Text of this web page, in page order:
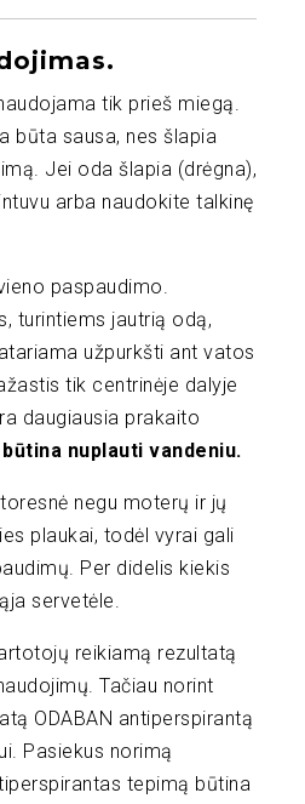
tik prieš miegą.
būta sausa, nes šlapia
Jei oda šlapia (drėgna),
arba naudokite talkinę
paspaudimo.
turintiems jautrią odą,
užpurkšti ant vatos
tik centrinėje dalyje
daugiausia prakaito
nuplauti vandeniu.
negu moterų ir jų
plaukai, todėl vyrai gali
Per didelis kiekis
servetėle.
reikiamą rezultatą
Tačiau norint
ODABAN antiperspirantą
Pasiekus norimą
tepimą būtina